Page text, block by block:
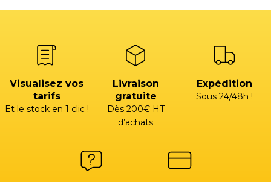
Visualisez vos
tarifs
Et le stock en 1 clic !
Livraison
gratuite
Dès 200€ HT
d’achats
Expédition
Sous 24/48h !